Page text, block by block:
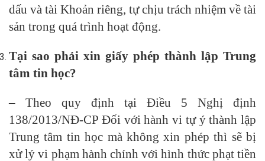
dấu và tài Khoản riêng, tự chịu trách nhiệm về tài
sản trong quá trình hoạt động.
Tại sao phải xin giấy phép thành lập Trung
tâm tin học?
– Theo quy định tại Điều 5 Nghị định
138/2013/NĐ-CP Đối với hành vi tự ý thành lập
Trung tâm tin học mà không xin phép thì sẽ bị
xử lý vi phạm hành chính với hình thức phạt tiền